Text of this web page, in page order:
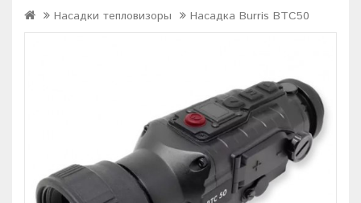
Насадки тепловизоры Насадка Burris BTC50